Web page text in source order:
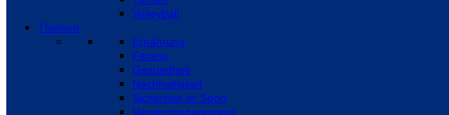
Volleyball
Themen
Ernährung
Fitness
Gesundheit
Nachhaltigkeit
Sicherheit im Sport
Vereinsmanagement